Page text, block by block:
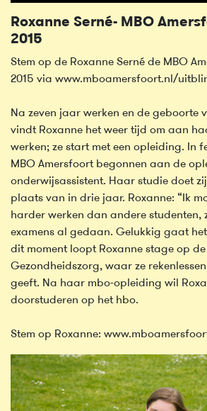
Roxanne Serné- MBO
2015
Stem op de Roxanne Serné de MBO
2015 via www.mboamersfoort.nl/
Na zeven jaar werken en de geboorte
vindt Roxanne het weer tijd om aan
werken; ze start met een opleiding. In
MBO Amersfoort begonnen aan de
onderwijsassistent. Haar studie doet
plaats van in drie jaar. Roxanne: “Ik
harder werken dan andere studenten,
examens al gedaan. Gelukkig gaat
dit moment loopt Roxanne stage op
Gezondheidszorg, waar ze
geeft. Na haar mbo-opleiding wil
doorstuderen op het hbo.
Stem op Roxanne: